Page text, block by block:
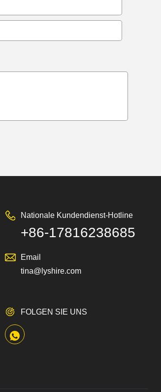
Nationale Kundendienst-Hotline
+86-17816238685
Email
tina@lyshire.com
FOLGEN SIE UNS